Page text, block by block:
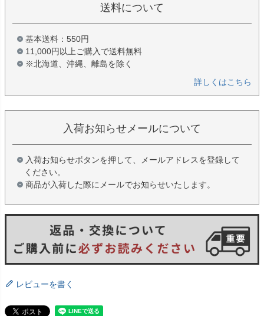
送料について
基本送料：550円
11,000円以上ご購入で送料無料
※北海道、沖縄、離島を除く
詳しくはこちら
入荷お知らせメールについて
入荷お知らせボタンを押して、メールアドレスを登録して
ください。
商品が入荷した際にメールでお知らせいたします。
レビューを書く